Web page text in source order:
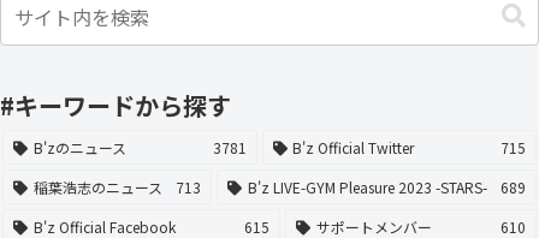
#キーワードから探す
B'zのニュース 3781 B'z Official Twitter
715
稲葉浩志のニュース
713 B'z LIVE-GYM Pleasure 2023 -STARS-
689
B'z Official Facebook
615 サポートメンバー
610